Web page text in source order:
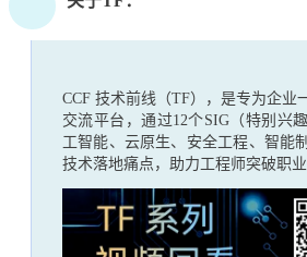
CCF 技术前线（TF），是专为企业
交流平台，通过12个SIG（特别兴
工智能、云原生、安全工程、智能
技术落地痛点，助力工程师突破职业